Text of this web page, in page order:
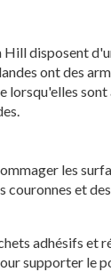
Hill disposent
ont des
lorsqu'elles sont
les
couronnes et
adhésifs et
supporter le